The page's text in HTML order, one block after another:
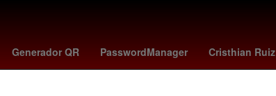
Generador QR PasswordManager Cristhian Ruiz
de protección civil arsenal - dortmund Issa López